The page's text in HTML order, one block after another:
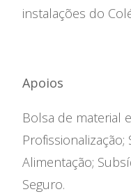
instalações do
Apoios
Bolsa de material
Alimentação;
Seguro.